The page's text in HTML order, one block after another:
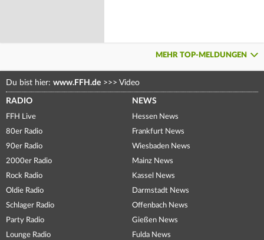
MEHR TOP-MELDUNGEN
Du bist hier: www.FFH.de >>> Video
RADIO
FFH Live
80er Radio
90er Radio
2000er Radio
Rock Radio
Oldie Radio
Schlager Radio
Party Radio
Lounge Radio
NEWS
Hessen News
Frankfurt News
Wiesbaden News
Mainz News
Kassel News
Darmstadt News
Offenbach News
Gießen News
Fulda News